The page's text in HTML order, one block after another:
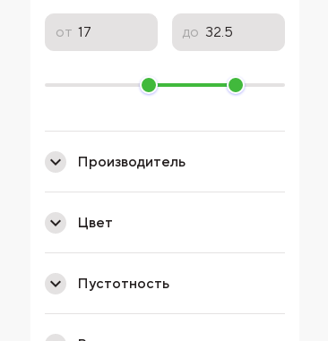
от до
Производитель
Цвет
Пустотность